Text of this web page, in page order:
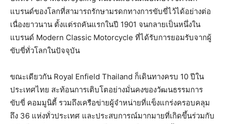
แบรนด์ของโลกที่สามารถรักษามรดกทางการขับขี่ไว้ได้อย่างต่อ
เนื่องยาวนาน ตั้งแต่รถคันแรกในปี 1901 จนกลายเป็นหนึ่งใน
แบรนด์ Modern Classic Motorcycle ที่ได้รับการยอมรับจากผู้
ขับขี่ทั่วโลกในปัจจุบัน
ขณะเดียวกัน Royal Enfield Thailand ก็เดินทางครบ 10 ปีใน
ประเทศไทย สะท้อนการเติบโตอย่างมั่นคงของวัฒนธรรมการ
ขับขี่ คอมมูนิตี้ รวมถึงเครือข่ายผู้จำหน่ายที่แข็งแกร่งครอบคลุม
ถึง 36 แห่งทั่วประเทศ และประสบการณ์มากมายที่เกิดขึ้นร่วมกับ